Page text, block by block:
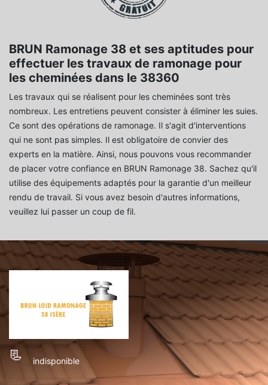
BRUN Ramonage 38 et ses aptitudes pour
effectuer les travaux de ramonage pour
les cheminées dans le 38360
Les travaux qui se réalisent pour les cheminées sont très
nombreux. Les entretiens peuvent consister à éliminer les suies.
Ce sont des opérations de ramonage. Il s'agit d'interventions
qui ne sont pas simples. Il est obligatoire de convier des
experts en la matière. Ainsi, nous pouvons vous recommander
de placer votre confiance en BRUN Ramonage 38. Sachez qu'il
utilise des équipements adaptés pour la garantie d'un meilleur
rendu de travail. Si vous avez besoin d'autres informations,
veuillez lui passer un coup de fil.
indisponible